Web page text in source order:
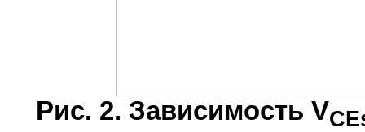
Рис. 2. Зависимость V